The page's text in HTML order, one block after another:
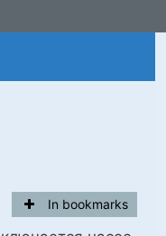
In bookmarks